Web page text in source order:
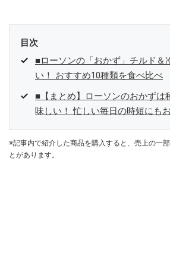
目次
■ローソンの「おかず」チルド＆
い！ おすすめ10種類を食べ比べ
■【まとめ】ローソンのおかずは
味しい！ 忙しい毎日の時短にも
※記事内で紹介した商品を購入すると、売上の一
とがあります。